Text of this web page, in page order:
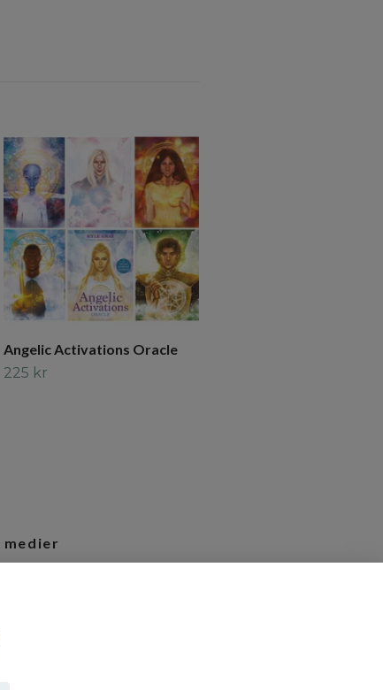
Angelic Activations Oracle
225 kr
medier